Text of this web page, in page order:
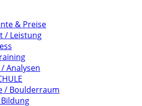
& Preise
/ Leistung
Analysen
/ Boulderraum